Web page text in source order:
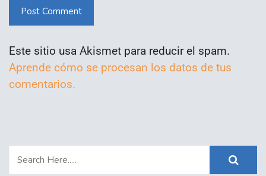
Post Comment
Este sitio usa Akismet para reducir el spam.
Aprende cómo se procesan los datos de tus
comentarios.